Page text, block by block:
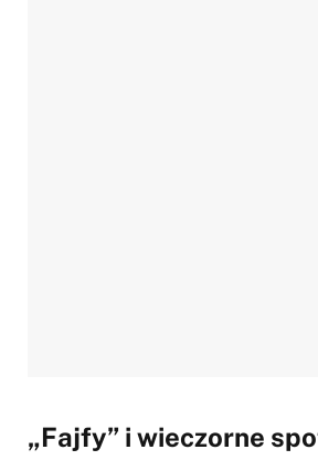
„Fajfy” i wieczorne